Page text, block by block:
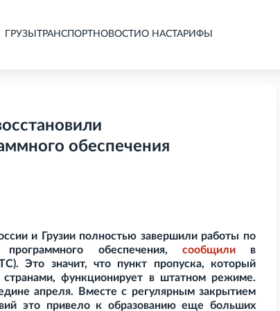
ГРУЗЫ ТРАНСПОРТНОВОСТИ О НАСТАРИФЫ
обеспечения
и Грузии полностью завершили работы по
программного обеспечения, сообщилив
Это значит, что пункт пропуска, который
функционирует в штатном режиме.
апреля. Вместе с регулярным закрытием
это привело к образованию еще больших